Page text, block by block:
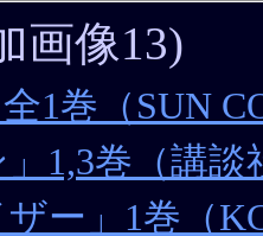
画像13)
1巻（SUN
」1,3巻（講
ザー」1巻（